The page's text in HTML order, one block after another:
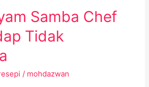
Samba Chef
Tidak
/ mohdazwan